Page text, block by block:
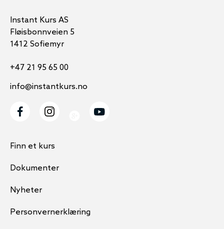
Instant Kurs AS
Fløisbonnveien 5
1412 Sofiemyr
+47 21 95 65 00
info@instantkurs.no
Finn et kurs
Dokumenter
Nyheter
Personvernerklæring